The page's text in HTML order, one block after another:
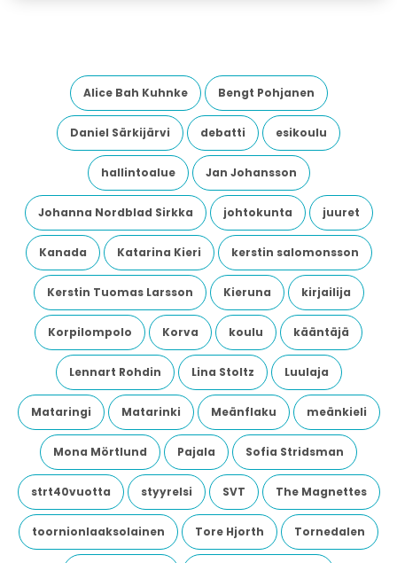
Alice Bah Kuhnke Bengt Pohjanen
Daniel Särkijärvi debatti esikoulu
hallintoalue Jan Johansson
Johanna Nordblad Sirkka johtokunta juuret
Kanada Katarina Kieri kerstin salomonsson
Kerstin Tuomas Larsson Kieruna kirjailija
Korpilompolo Korva koulu kääntäjä
Lennart Rohdin Lina Stoltz Luulaja
Mataringi Matarinki Meänflaku meänkieli
Mona Mörtlund Pajala Sofia Stridsman
strt40vuotta styyrelsi SVT The Magnettes
toornionlaaksolainen Tore Hjorth Tornedalen